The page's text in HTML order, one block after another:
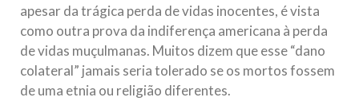
apesar da trágica perda de vidas inocentes, é vista
como outra prova da indiferença americana à perda
de vidas muçulmanas. Muitos dizem que esse “dano
colateral” jamais seria tolerado se os mortos fossem
de uma etnia ou religião diferentes.